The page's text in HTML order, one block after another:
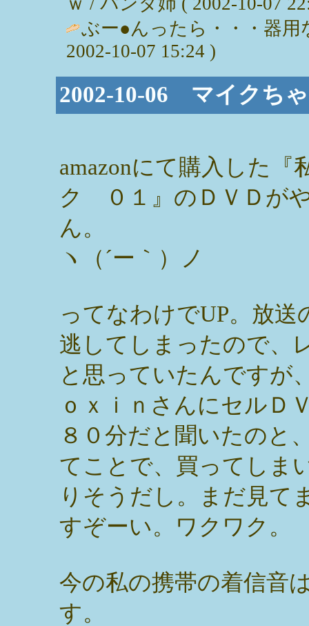
ぶー●んったら・・・器
2002-10-07 15:24 )
2002-10-06 マイクち
amazonにて購入した『
ク ０１』のＤＶＤが
ん。
ヽ（´ー｀）ノ
ってなわけでUP。放送
逃してしまったので、
と思っていたんですが
ｏｘｉｎさんにセルＤ
８０分だと聞いたのと
てことで、買ってしま
りそうだし。まだ見て
すぞーい。ワクワク。
今の私の携帯の着信音
す。